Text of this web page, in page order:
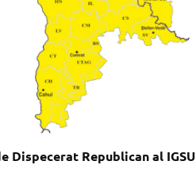
Republican al IGSU